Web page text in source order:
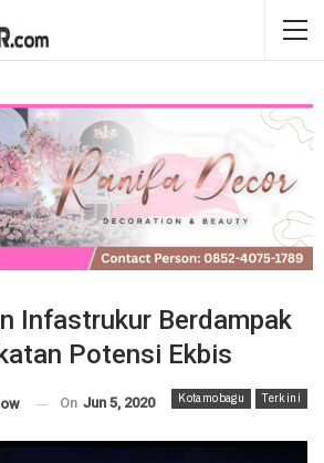
Infastrukur Berdampak
Potensi Ekbis
Kotamobagu Terkini
On Jun 5, 2020